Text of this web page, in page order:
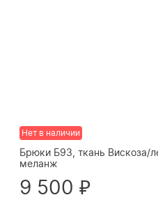
Нет в наличии
Брюки Б93, ткань Вискоза/
меланж
9 500 ₽